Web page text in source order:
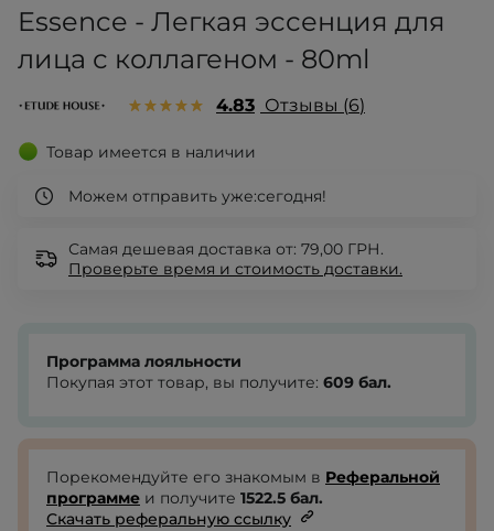
Essence - Легкая эссенция для
лица с коллагеном - 80ml
4.83 Отзывы 6
Товар имеется в наличии
Можем отправить уже:сегодня!
Самая дешевая доставка от: 79,00 ГРН.
Проверьте время и стоимость доставки.
Программа лояльности
Покупая этот товар, вы получите: 609 бал.
Порекомендуйте его знакомым в Реферальной
программе и получите 1522.5 бал.
Скачать реферальную ссылку